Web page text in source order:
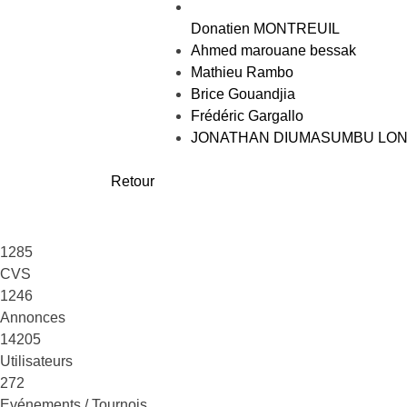
Donatien MONTREUIL
Ahmed marouane bessak
Mathieu Rambo
Brice Gouandjia
Frédéric Gargallo
JONATHAN DIUMASUMBU
Retour
1285
CVS
1246
Annonces
14205
Utilisateurs
272